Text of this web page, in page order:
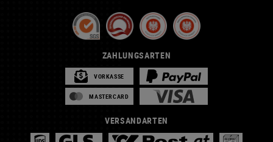
ZAHLUNGSARTEN
VORKASSE
MASTERCARD
VERSANDARTEN